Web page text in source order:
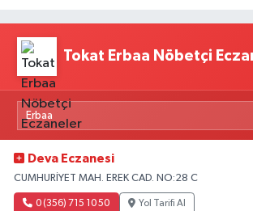
Tokat Erbaa Nöbetçi
Deva Eczanesi
CUMHURİYET MAH. EREK CAD. NO:28 C
0 (356) 715 10 50 Yol Tarifi Al